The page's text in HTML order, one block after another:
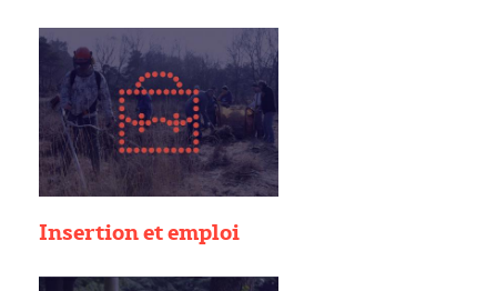
Insertion et emploi